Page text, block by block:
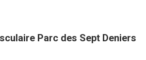
Parc des Sept Deniers